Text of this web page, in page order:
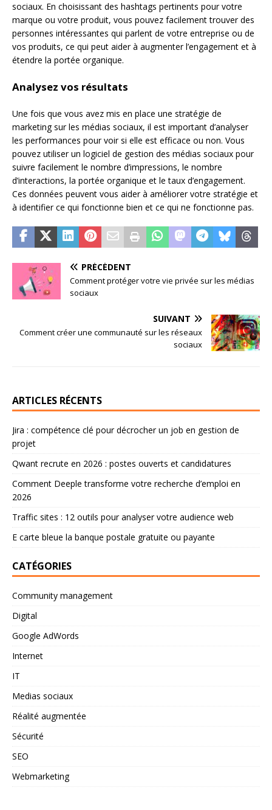
sociaux. En choisissant des hashtags pertinents pour votre
marque ou votre produit, vous pouvez facilement trouver des
personnes intéressantes qui parlent de votre entreprise ou de
vos produits, ce qui peut aider à augmenter l’engagement et à
étendre la portée organique.
Analysez vos résultats
Une fois que vous avez mis en place une stratégie de
marketing sur les médias sociaux, il est important d’analyser
les performances pour voir si elle est efficace ou non. Vous
pouvez utiliser un logiciel de gestion des médias sociaux pour
suivre facilement le nombre d’impressions, le nombre
d’interactions, la portée organique et le taux d’engagement.
Ces données peuvent vous aider à améliorer votre stratégie et
à identifier ce qui fonctionne bien et ce qui ne fonctionne pas.
PRÉCÉDENT
Comment protéger votre vie privée sur les médias
sociaux
SUIVANT
Comment créer une communauté sur les réseaux
sociaux
ARTICLES RÉCENTS
Jira : compétence clé pour décrocher un job en gestion de
projet
Qwant recrute en 2026 : postes ouverts et candidatures
Comment Deeple transforme votre recherche d’emploi en
2026
Traffic sites : 12 outils pour analyser votre audience web
E carte bleue la banque postale gratuite ou payante
CATÉGORIES
Community management
Digital
Google AdWords
Internet
IT
Medias sociaux
Réalité augmentée
Sécurité
SEO
Webmarketing